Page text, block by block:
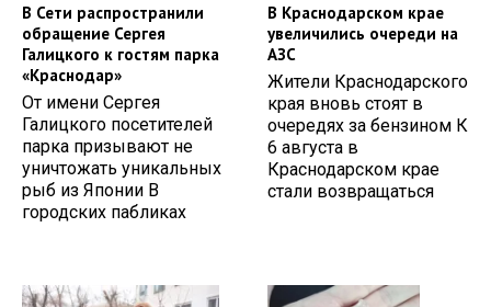
В Сети распространили
обращение Сергея
Галицкого к гостям парка
«Краснодар»
От имени Сергея
Галицкого посетителей
парка призывают не
уничтожать уникальных
рыб из Японии В
городских пабликах
В Краснодарском крае
увеличились очереди на
АЗС
Жители Краснодарского
края вновь стоят в
очередях за бензином К
6 августа в
Краснодарском крае
стали возвращаться